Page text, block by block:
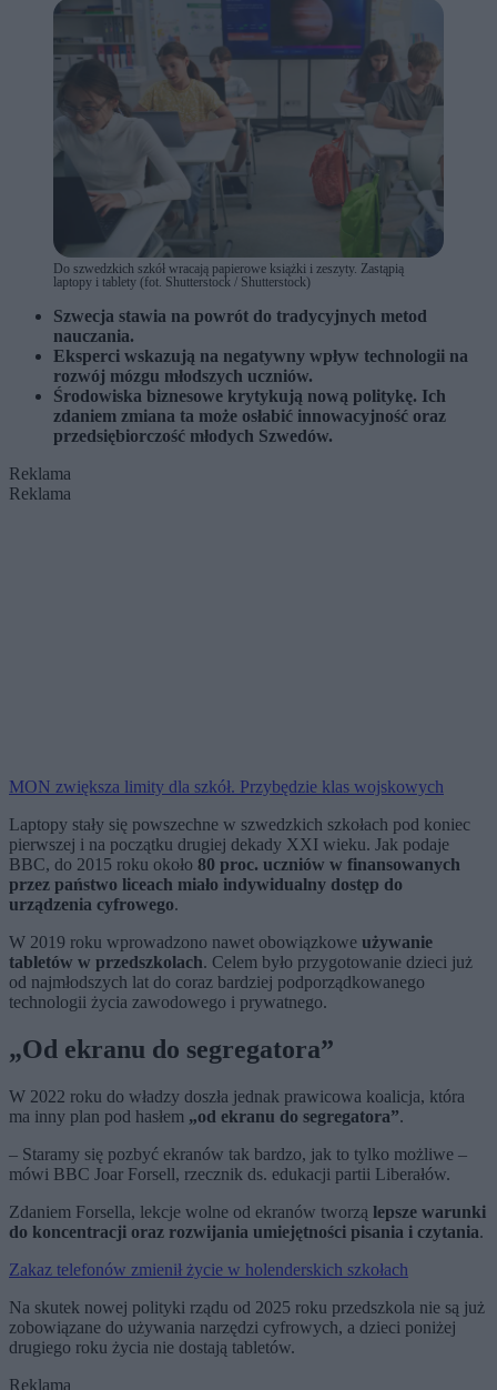
Do szwedzkich szkół wracają papierowe książki i zeszyty. Zastąpią
laptopy i tablety (fot. Shutterstock / Shutterstock)
Szwecja stawia na powrót do tradycyjnych metod
nauczania.
Eksperci wskazują na negatywny wpływ technologii na
rozwój mózgu młodszych uczniów.
Środowiska biznesowe krytykują nową politykę. Ich
zdaniem zmiana ta może osłabić innowacyjność oraz
przedsiębiorczość młodych Szwedów.
Reklama
Reklama
MON zwiększa limity dla szkół. Przybędzie klas wojskowych
Laptopy stały się powszechne w szwedzkich szkołach pod koniec
pierwszej i na początku drugiej dekady XXI wieku. Jak podaje
BBC, do 2015 roku około 80 proc. uczniów w finansowanych
przez państwo liceach miało indywidualny dostęp do
urządzenia cyfrowego.
W 2019 roku wprowadzono nawet obowiązkowe używanie
tabletów w przedszkolach. Celem było przygotowanie dzieci już
od najmłodszych lat do coraz bardziej podporządkowanego
technologii życia zawodowego i prywatnego.
„Od ekranu do segregatora”
W 2022 roku do władzy doszła jednak prawicowa koalicja, która
ma inny plan pod hasłem „od ekranu do segregatora”.
– Staramy się pozbyć ekranów tak bardzo, jak to tylko możliwe –
mówi BBC Joar Forsell, rzecznik ds. edukacji partii Liberałów.
Zdaniem Forsella, lekcje wolne od ekranów tworzą lepsze warunki
do koncentracji oraz rozwijania umiejętności pisania i czytania.
Zakaz telefonów zmienił życie w holenderskich szkołach
Na skutek nowej polityki rządu od 2025 roku przedszkola nie są już
zobowiązane do używania narzędzi cyfrowych, a dzieci poniżej
drugiego roku życia nie dostają tabletów.
Reklama